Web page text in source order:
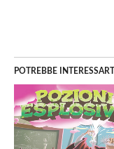
POTREBBE INTERESSARTI